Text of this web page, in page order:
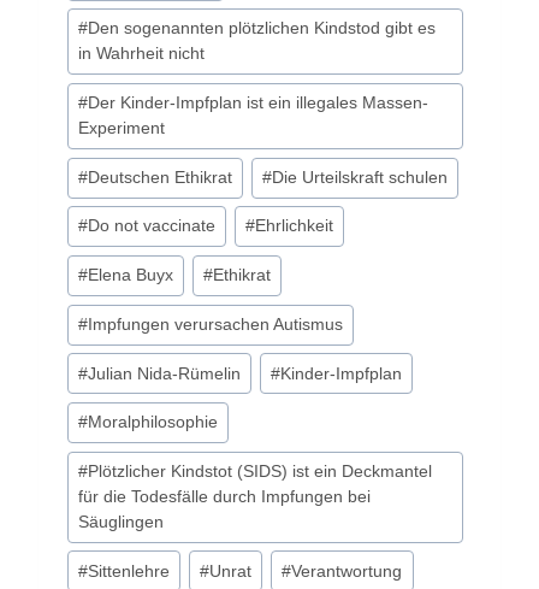
#Den sogenannten plötzlichen Kindstod gibt es
in Wahrheit nicht
#Der Kinder-Impfplan ist ein illegales Massen-
Experiment
#Deutschen Ethikrat #Die Urteilskraft schulen
#Do not vaccinate #Ehrlichkeit
#Elena Buyx #Ethikrat
# Impfungen verursachen Autismus
#Julian Nida-Rümelin #Kinder-Impfplan
#Moralphilosophie
#Plötzlicher Kindstot (SIDS) ist ein Deckmantel
für die Todesfälle durch Impfungen bei
Säuglingen
#Sittenlehre #Unrat #Verantwortung